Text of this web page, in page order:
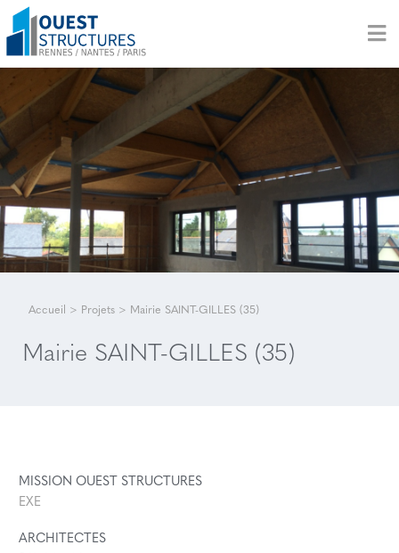
Accueil > Projets > Mairie SAINT-GILLES (35)
Mairie SAINT-GILLES (35)
MISSION OUEST STRUCTURES
EXE
ARCHITECTES